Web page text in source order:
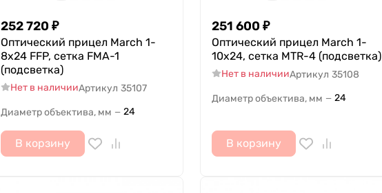
252 720 ₽
Оптический прицел March 1-
8x24 FFP, сетка FMA-1
(подсветка)
Нет в наличииАртикул 35107
Диаметр объектива, мм — 24
В корзину
251 600 ₽
Оптический прицел March 1-
10x24, сетка MTR-4 (подсветка)
Нет в наличииАртикул 35108
Диаметр объектива, мм — 24
В корзину